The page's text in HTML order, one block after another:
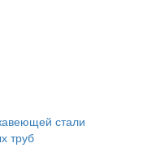
стали
труб